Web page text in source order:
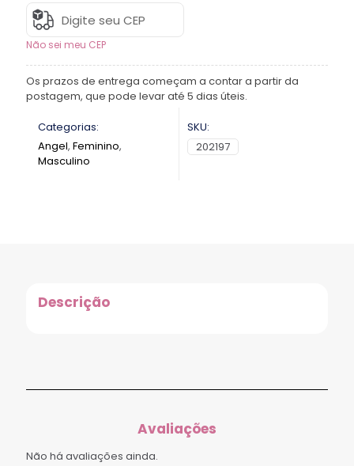
Não sei meu CEP
Os prazos de entrega começam a contar a partir da
postagem, que pode levar até 5 dias úteis.
Categorias:
Angel, Feminino,
Masculino
SKU:
202197
Descrição
Avaliações
Não há avaliações ainda.